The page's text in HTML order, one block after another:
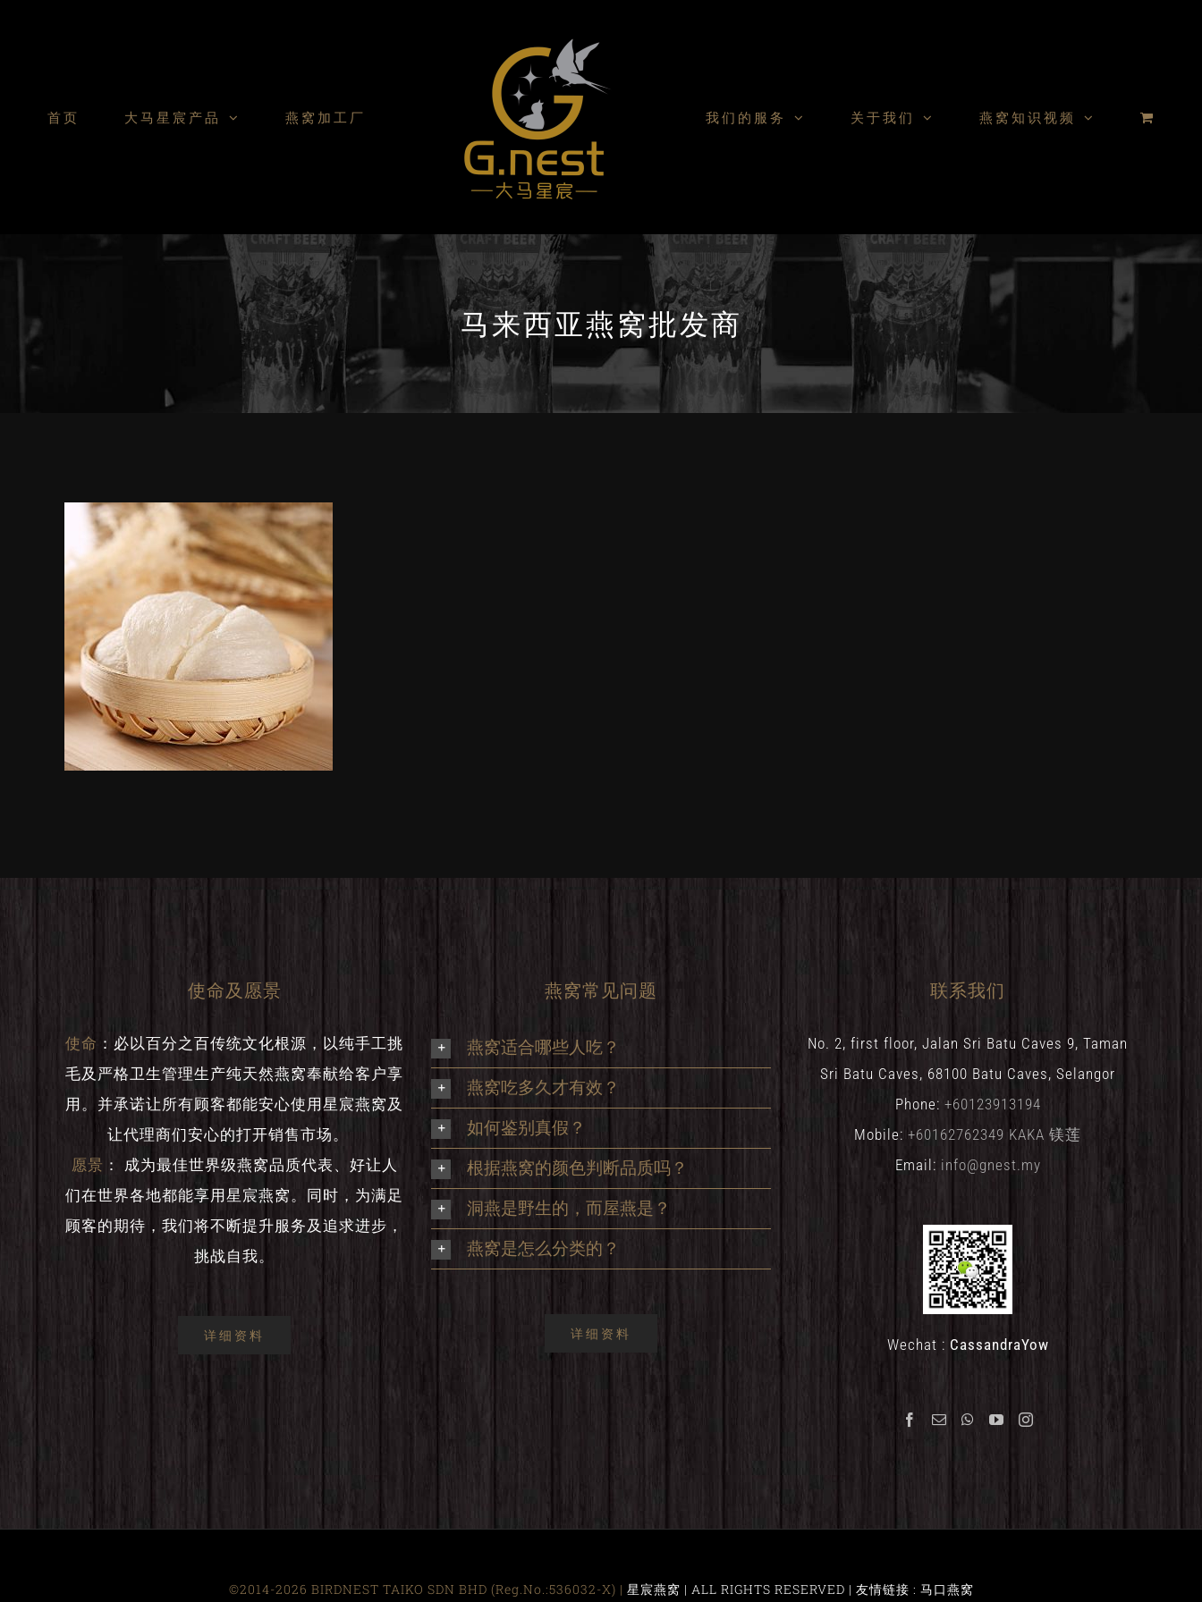
首页 大马星宸产品 燕窝加工厂 我们的服务 关于我们 燕窝知识视频
马来西亚燕窝批发商
使命及愿景
使命 ： 必以百分之百传统文化根源，以纯手工挑
毛及严格卫生管理生产纯天然燕窝奉献给客户享
用。并承诺让所有顾客都能安心使用星宸燕窝及
让代理商们安心的打开销售市场。
愿景 ：
成为最佳世界级燕窝品质代表、好让人
们在世界各地都能享用星宸燕窝。同时，为满足
顾客的期待，我们将不断提升服务及追求进步，
挑战自我。
详细资料
燕窝常见问题
燕窝适合哪些人吃？
燕窝吃多久才有效？
如何鉴别真假？
根据燕窝的颜色判断品质吗？
洞燕是野生的，而屋燕是？
燕窝是怎么分类的？
详细资料
联系我们
No. 2, first floor, Jalan Sri Batu Caves 9, Taman
Sri Batu Caves, 68100 Batu Caves, Selangor
Phone: +60123913194
Mobile: +60162762349 KAKA 镁莲
Email: info@gnest.my
Wechat : CassandraYow
©2014-2026 BIRDNEST TAIKO SDN BHD (Reg.No.:536032-X) | 星宸燕窝 | ALL RIGHTS RESERVED | 友情链接 : 马口燕窝